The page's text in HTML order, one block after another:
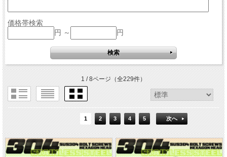
価格帯検索
円 ～
円
1 / 8ページ（全229件）
1 2 3 4 5 次へ